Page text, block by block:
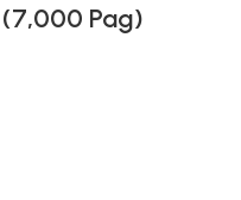
Pag)